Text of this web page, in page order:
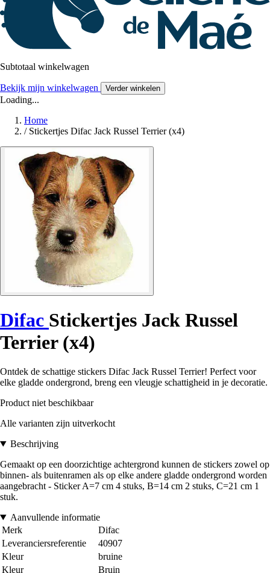
Subtotaal winkelwagen
Bekijk mijn winkelwagen Verder winkelen
Loading...
Home
/ Stickertjes Difac Jack Russel Terrier (x4)
Difac Stickertjes Jack Russel
Terrier (x4)
Ontdek de schattige stickers Difac Jack Russel Terrier! Perfect voor
elke gladde ondergrond, breng een vleugje schattigheid in je decoratie.
Product niet beschikbaar
Alle varianten zijn uitverkocht
Beschrijving
Gemaakt op een doorzichtige achtergrond kunnen de stickers zowel op
binnen- als buitenramen als op elke andere gladde ondergrond worden
aangebracht - Sticker A=7 cm 4 stuks, B=14 cm 2 stuks, C=21 cm 1
stuk.
Aanvullende informatie
Merk
Difac
Leveranciersreferentie
40907
Kleur
bruine
Kleur
Bruin